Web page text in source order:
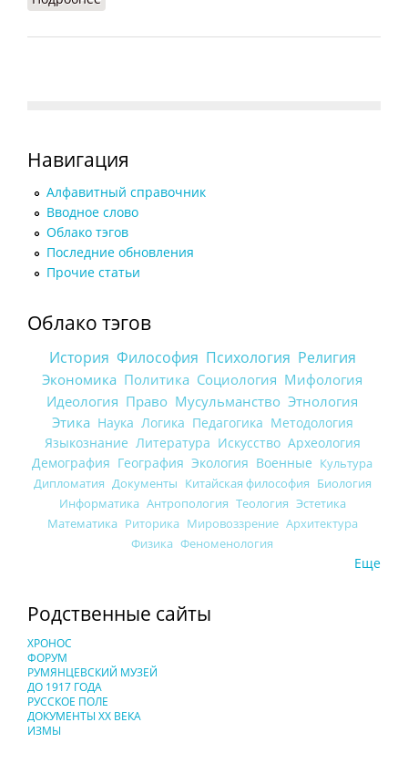
Навигация
Алфавитный справочник
Вводное слово
Облако тэгов
Последние обновления
Прочие статьи
Облако тэгов
История Философия Психология Религия
Экономика Политика Социология Мифология
Идеология Право Мусульманство Этнология
Этика Наука Логика Педагогика Методология
Языкознание Литература Искусство Археология
Демография География Экология Военные Культура
Дипломатия Документы Китайская философия Биология
Информатика Антропология Теология Эстетика
Математика Риторика Мировоззрение Архитектура
Физика Феноменология
Еще
Родственные сайты
ХРОНОС
ФОРУМ
РУМЯНЦЕВСКИЙ МУЗЕЙ
ДО 1917 ГОДА
РУССКОЕ ПОЛЕ
ДОКУМЕНТЫ XX ВЕКА
ИЗМЫ